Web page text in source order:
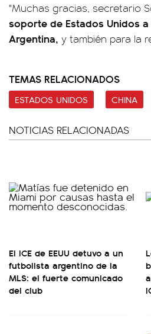
"Muchas gracias, secretario
soporte de Estados Unidos
Argentina, y también para la
TEMAS RELACIONADOS
ESTADOS UNIDOS CHINA
NOTICIAS RELACIONADAS
El ICE de EEUU detuvo a un
futbolista argentino de la
MLS: el fuerte comunicado
del club